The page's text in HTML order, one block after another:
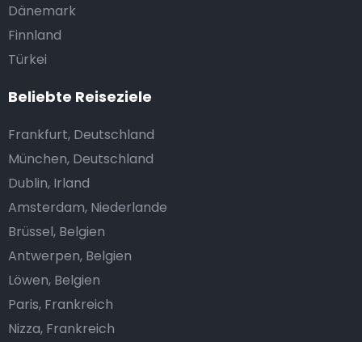
Dänemark
Finnland
Türkei
Beliebte Reiseziele
Frankfurt, Deutschland
München, Deutschland
Dublin, Irland
Amsterdam, Niederlande
Brüssel, Belgien
Antwerpen, Belgien
Löwen, Belgien
Paris, Frankreich
Nizza, Frankreich